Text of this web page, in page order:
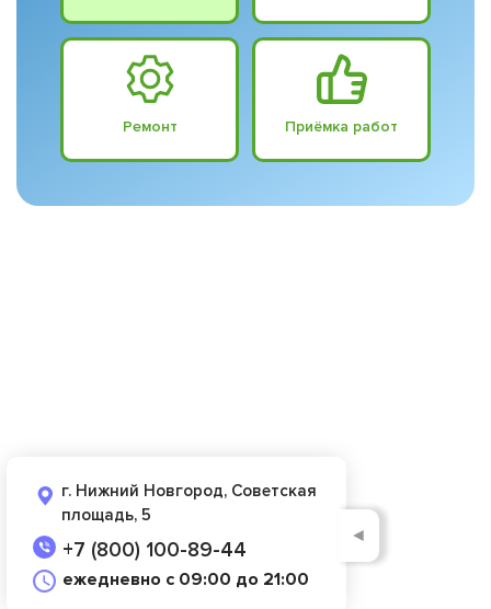
Ремонт Приёмка работ
г. Нижний Новгород, Советская
площадь, 5
+7 (800) 100-89-44
ежедневно с 09:00 до 21:00
◄